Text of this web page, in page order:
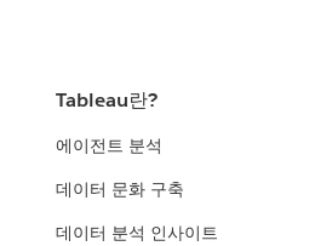
Tableau란?
에이전트 분석
데이터 문화 구축
데이터 분석 인사이트